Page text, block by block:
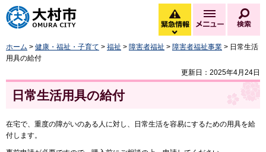
大村市
緊急情報
緊急情報を開く
メニュー
ホーム > 健康・福祉・子育て > 福祉 > 障害者福祉 > 障害者福祉事業 > 日常生活
用具の給付
更新日：2025年4月24日
日常生活用具の給付
在宅で、重度の障がいのある人に対し、日常生活を容易にするための用具を給
付します。